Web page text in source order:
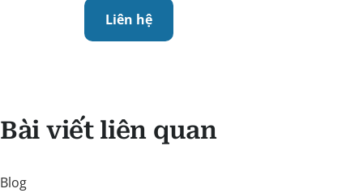
Liên hệ
Bài viết liên quan
Blog